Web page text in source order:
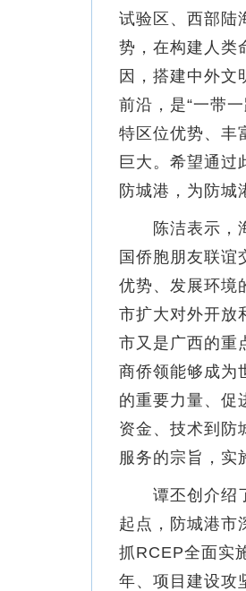
试验区、西部陆
势，在构建人类
因，搭建中外文
前沿，是“一带
特区位优势、丰
巨大。希望通过
防城港，为防城
陈洁表示，海
国侨胞朋友联谊
优势、发展环境
市扩大对外开放
市又是广西的重
商侨领能够成为
的重要力量、促
资金、技术到防
服务的宗旨，实
谭丕创介绍了
起点，防城港市
抓RCEP全面实
年、项目建设攻